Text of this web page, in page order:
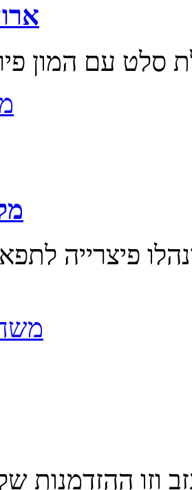
פיצרייה